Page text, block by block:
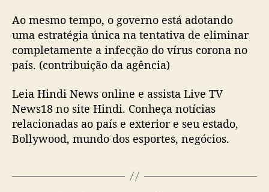
Ao mesmo tempo, o governo está adotando
uma estratégia única na tentativa de eliminar
completamente a infecção do vírus corona no
país. (contribuição da agência)
Leia Hindi News online e assista Live TV
News18 no site Hindi. Conheça notícias
relacionadas ao país e exterior e seu estado,
Bollywood, mundo dos esportes, negócios.